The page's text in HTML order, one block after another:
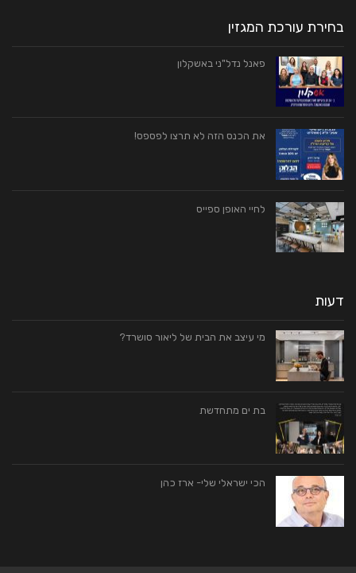
בחירת עורכת המגזין
פאנל נדל"ני באשקלון
את הכנס הזה לא תרצו לפספס!
לחיי האופן ספייס
דעות
מי עיצב את הבית של ליאור סושרד?
בת ים מתחדשת
הכי ישראלי שלי- ארז כהן